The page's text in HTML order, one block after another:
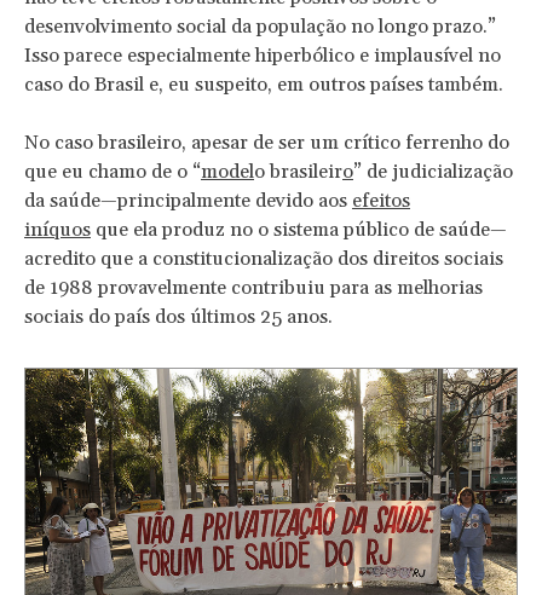
desenvolvimento social da população no longo prazo.”
Isso parece especialmente hiperbólico e implausível no
caso do Brasil e, eu suspeito, em outros países também.
No caso brasileiro, apesar de ser um crítico ferrenho do
que eu chamo de o “modelo brasileiro” de judicialização
da saúde—principalmente devido aos efeitos
iníquos que ela produz no o sistema público de saúde—
acredito que a constitucionalização dos direitos sociais
de 1988 provavelmente contribuiu para as melhorias
sociais do país dos últimos 25 anos.